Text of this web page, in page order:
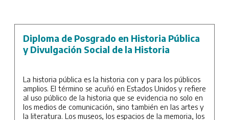
implementación de modelos de gestión ágiles
Duración: 1 año.
Diploma de Posgrado en Historia Pública
y Divulgación Social de la Historia
La historia pública es la historia con y para los públicos
amplios. El término se acuñó en Estados Unidos y refiere
al uso público de la historia que se evidencia no solo en
los medios de comunicación, sino también en las artes y
la literatura. Los museos, los espacios de la memoria, los